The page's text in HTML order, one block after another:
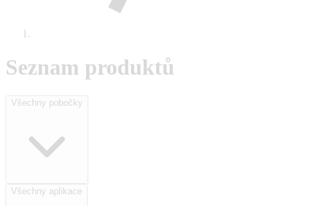
Seznam produktů
Všechny pobočky
Všechny aplikace